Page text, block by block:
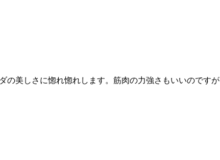
の美しさに惚れ惚れします。筋肉の力強さもいいのです